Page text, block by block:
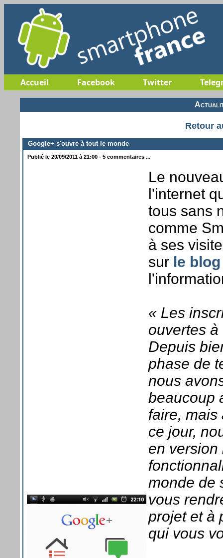
Accueil Facebook Twitter
Retour
Google+ s'ouvre à tout le monde
Publié le 20/09/2011 à 21:00 - 5 commentaires ...
Le
l'internet
tous sans
comme
à ses
sur le
« Les
ouvertes à
Depuis
phase de
nous
beaucoup
faire, mais
ce jour,
en version
monde de
vous
projet et à
qui vous